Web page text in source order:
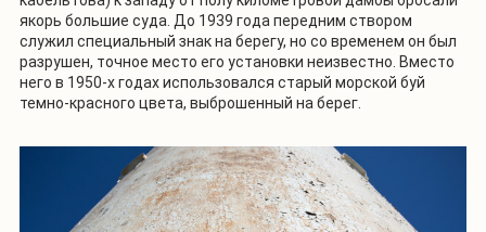
якорь большие суда. До 1939 года передним створом
служил специальный знак на берегу, но со временем он был
разрушен, точное место его установки неизвестно. Вместо
него в 1950-х годах использовался старый морской буй
темно-красного цвета, выброшенный на берег.